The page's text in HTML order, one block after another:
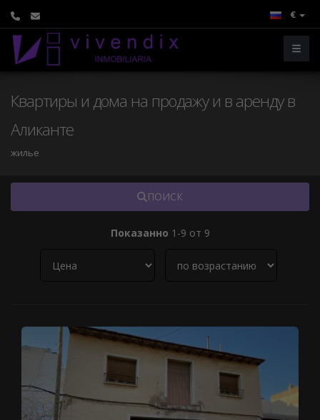
€
Квартиры и дома на продажу и в аренду в
Аликанте
жилье
ПОИСК
Показанно 1-9 от 9